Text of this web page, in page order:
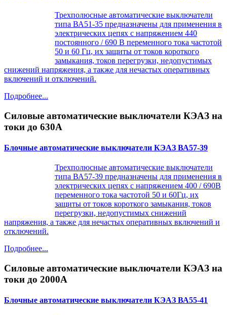
Трехполюсные автоматические выключатели
типа ВА51-35 предназначены для применения в
электрических цепях с напряжением 440
постоянного / 690 В переменного тока частотой
50 и 60 Гц, их защиты от токов короткого
замыкания, токов перегрузки, недопустимых
снижений напряжения, а также для нечастых оперативных
включений и отключений.
Подробнее...
Силовые автоматические выключатели КЭАЗ на
токи до 630А
Блочные автоматические выключатели КЭАЗ ВА57-39
Трехполюсные автоматические выключатели
типа ВА57-39 предназначены для применения в
электрических цепях с напряжением 400 / 690В
переменного тока частотой 50 и 60Гц, их
защиты от токов короткого замыкания, токов
перегрузки, недопустимых снижений
напряжения, а также для нечастых оперативных включений и
отключений.
Подробнее...
Силовые автоматические выключатели КЭАЗ на
токи до 2000А
Блочные автоматические выключатели КЭАЗ ВА55-41